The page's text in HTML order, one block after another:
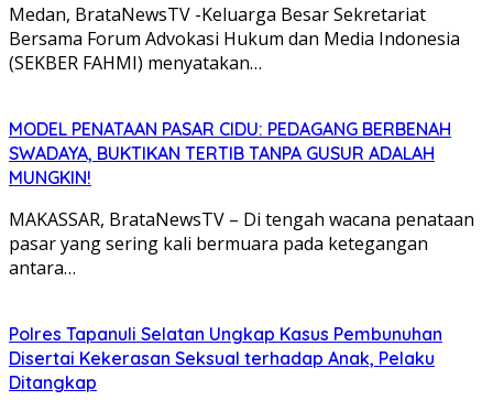
Medan, BrataNewsTV -Keluarga Besar Sekretariat
Bersama Forum Advokasi Hukum dan Media Indonesia
(SEKBER FAHMI) menyatakan…
MODEL PENATAAN PASAR CIDU: PEDAGANG BERBENAH
SWADAYA, BUKTIKAN TERTIB TANPA GUSUR ADALAH
MUNGKIN!
MAKASSAR, BrataNewsTV – Di tengah wacana penataan
pasar yang sering kali bermuara pada ketegangan
antara…
Polres Tapanuli Selatan Ungkap Kasus Pembunuhan
Disertai Kekerasan Seksual terhadap Anak, Pelaku
Ditangkap